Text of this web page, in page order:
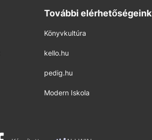
További elérhetőségeink
Könyvkultúra
kello.hu
pedig.hu
Modern Iskola